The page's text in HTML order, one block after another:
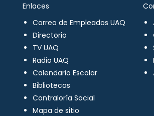
Enlaces
Correo de Empleados UAQ
Directorio
TV UAQ
Radio UAQ
Calendario Escolar
Bibliotecas
Contraloría Social
Mapa de sitio